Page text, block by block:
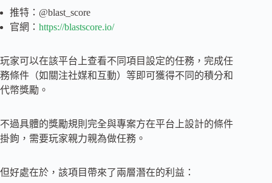
推特：@blast_score
官網： https://blastscore.io/
玩家可以在該平台上查看不同項目設定的任務，完成任
務條件（如關注社媒和互動）等即可獲得不同的積分和
代幣獎勵。
不過具體的獎勵規則完全與專案方在平台上設計的條件
掛鉤，需要玩家親力親為做任務。
但好處在於，該項目帶來了兩層潛在的利益：